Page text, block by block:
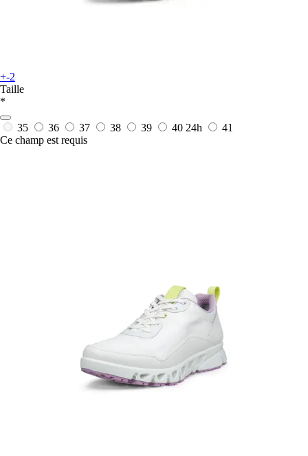
+-2
Taille
*
35 36 37 38 39 40 24h
41
Ce champ est requis